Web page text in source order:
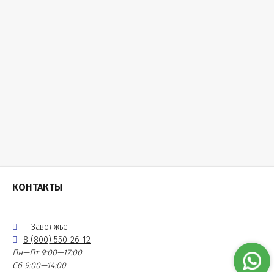
КОНТАКТЫ
г. Заволжье
8 (800) 550-26-12
Пн—Пт 9:00—17:00
Сб 9:00—14:00